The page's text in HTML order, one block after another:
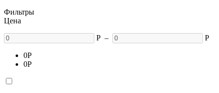
Фильтры
Цена
Р – Р
0Р
0Р